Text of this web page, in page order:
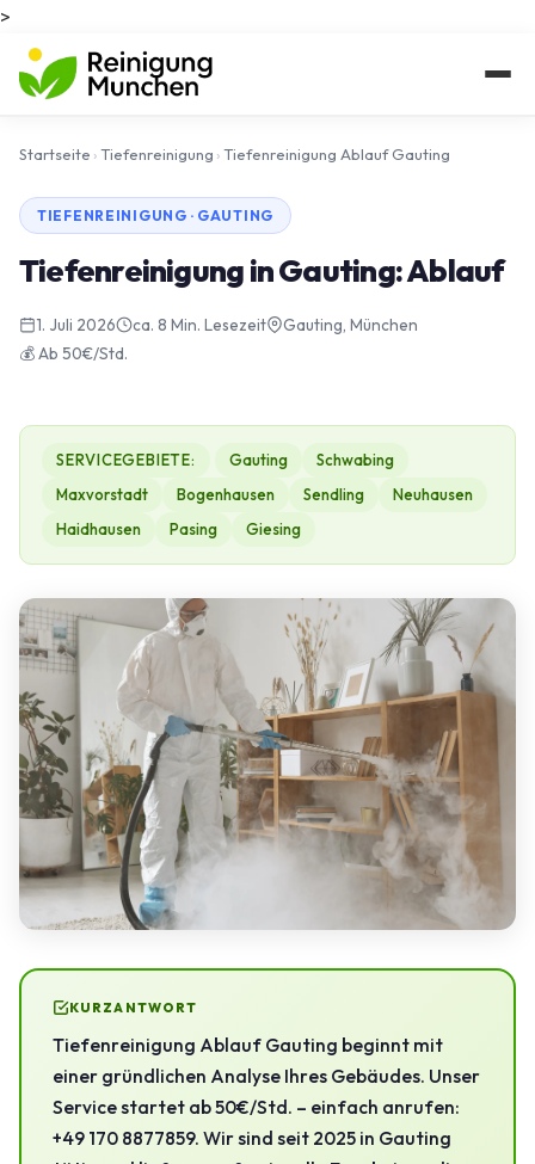
>
Startseite ›Tiefenreinigung ›Tiefenreinigung Ablauf Gauting
TIEFENREINIGUNG · GAUTING
Tiefenreinigung in Gauting: Ablauf
1. Juli 2026 ca. 8 Min. Lesezeit
Gauting, München
💰 Ab 50€/Std.
SERVICEGEBIETE: Gauting
Schwabing
Maxvorstadt
Bogenhausen Sendling
Neuhausen
Haidhausen
Pasing Giesing
KURZANTWORT
Tiefenreinigung Ablauf Gauting beginnt mit
einer gründlichen Analyse Ihres Gebäudes. Unser
Service startet ab 50€/Std. – einfach anrufen:
+49 170 8877859. Wir sind seit 2025 in Gauting